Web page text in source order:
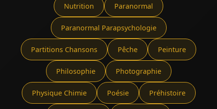
Nutrition Paranormal
Paranormal Parapsychologie
Partitions Chansons Pêche Peinture
Philosophie Photographie
Physique Chimie Poésie Préhistoire